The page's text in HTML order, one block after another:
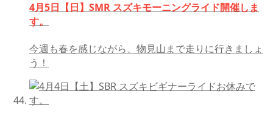
4月5日【日】SMR スズキモーニングライド開催しま
す。
今週も春を感じながら、物見山まで走りに行きましょ
う！